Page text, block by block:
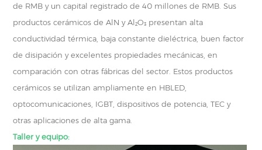
de RMB y un capital registrado de 40 millones de RMB. Sus
productos cerámicos de AlN y Al₂O₃ presentan alta
conductividad térmica, baja constante dieléctrica, buen factor
de disipación y excelentes propiedades mecánicas, en
comparación con otras fábricas del sector. Estos productos
cerámicos se utilizan ampliamente en HBLED,
optocomunicaciones, IGBT, dispositivos de potencia, TEC y
otras aplicaciones de alta gama.
Taller y equipo: